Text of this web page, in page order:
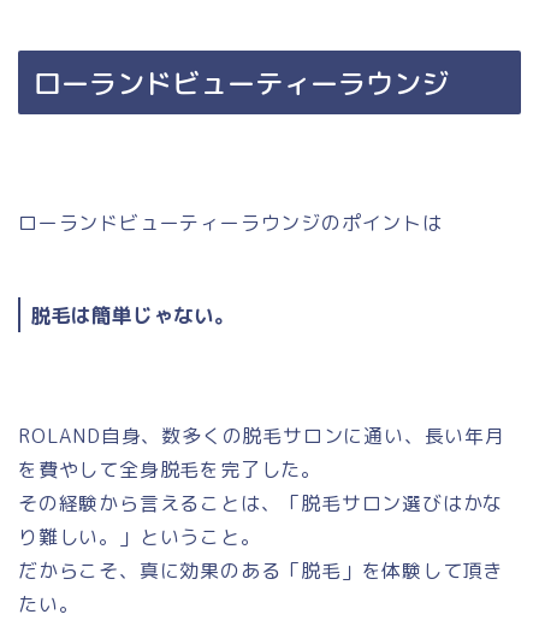
ローランドビューティーラウンジ
ローランドビューティーラウンジのポイントは
脱毛は簡単じゃない。
ROLAND自身、数多くの脱毛サロンに通い、長い年月
を費やして全身脱毛を完了した。
その経験から言えることは、「脱毛サロン選びはかな
り難しい。」ということ。
だからこそ、真に効果のある「脱毛」を体験して頂き
たい。